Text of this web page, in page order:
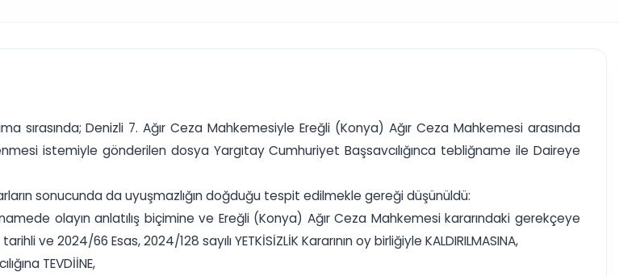
sırasında; Denizli 7. Ağır Ceza Mahkemesiyle Ereğli (Konya) Ağır Ceza Mahkemesi arasında
istemiyle gönderilen dosya Yargıtay Cumhuriyet Başsavcılığınca tebliğname ile Daireye
sonucunda da uyuşmazlığın doğduğu tespit edilmekle gereği düşünüldü:
olayın anlatılış biçimine ve Ereğli (Konya) Ağır Ceza Mahkemesi kararındaki gerekçeye
ve 2024/66 Esas, 2024/128 sayılı YETKİSİZLİK Kararının oy birliğiyle KALDIRILMASINA,
TEVDİİNE,